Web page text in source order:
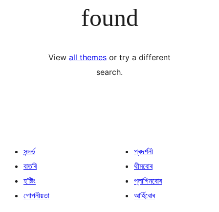
found
View all themes or try a different
search.
সন্দৰ্ভ
বাতৰি
হ’ষ্টিং
গোপনীয়তা
প্ৰদৰ্শনী
থীমবোৰ
প্লাগিনবোৰ
আৰ্হিবোৰ